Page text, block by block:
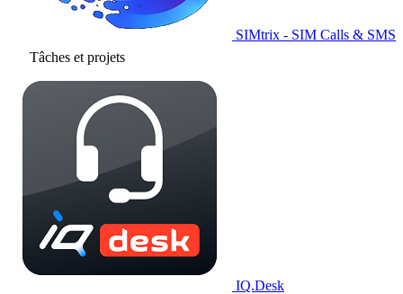
SIMtrix - SIM Calls & SMS
Tâches et projets
IQ.Desk